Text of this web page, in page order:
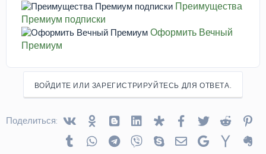
Преимущества
Премиум подписки
Оформить Вечный
Премиум
ВОЙДИТЕ ИЛИ ЗАРЕГИСТРИРУЙТЕСЬ ДЛЯ ОТВЕТА.
Поделиться: VkontakteOdnoklassniki
Blogger Linked InDiasporaFacebook
TwitterReddit
Tumblr WhatsAppTelegram
Viber SkypeЭлектронная почта
Google Yahoo